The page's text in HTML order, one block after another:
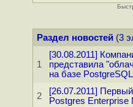
Раздел новостей(3
1
[30.08.2011]
представила
на базе PostgreSQL
2
[26.07.2011]
Postgres Enterprise